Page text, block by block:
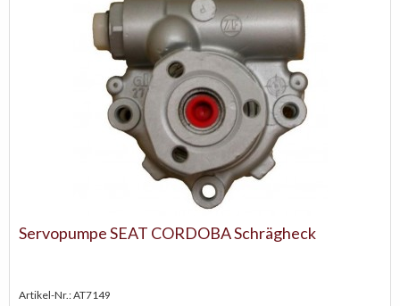
Servopumpe SEAT CORDOBA Schrägheck
Artikel-Nr.: AT7149